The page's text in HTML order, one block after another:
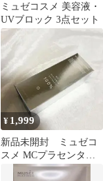
ミュゼコスメ 美容液・
UVブロック 3点セット
¥ 1,999
新品未開封 ミュゼコ
スメ MCプラセンタエ
キスEX100 30mL 美容